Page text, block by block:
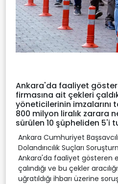
Ankara'da faaliyet
firmasına ait çekleri
yöneticilerinin imzalarını
800 milyon liralık zarara
sürülen 10 şüpheliden 5'i
Ankara Cumhuriyet
Dolandırıcılık Suçları
Ankara'da faaliyet gösteren
çalındığı ve bu çekler
uğratıldığı ihbarı üzerine